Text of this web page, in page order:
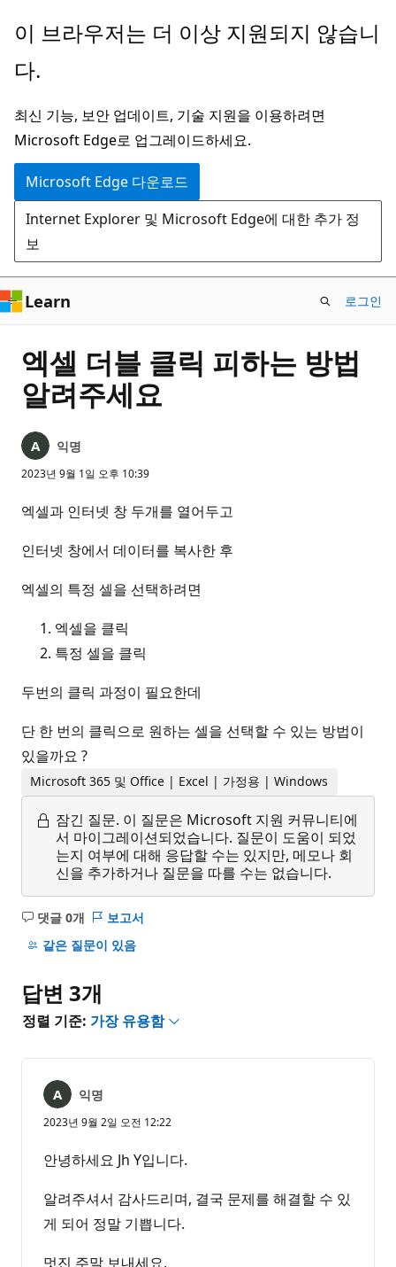
주
콘
츠
로
건
너
뛰
기
이 브라우저는 더 이상 지원되지 않습니
다.
최신 기능, 보안 업데이트, 기술 지원을 이용하려면
Microsoft Edge로 업그레이드하세요.
Microsoft Edge 다운로드
Internet Explorer 및 Microsoft Edge에 대한 추가 정
보
Learn 로그인
엑셀 더블 클릭 피하는 방법
알려주세요
익명
2023년 9월 1일 오후 10:39
엑셀과 인터넷 창 두개를 열어두고
인터넷 창에서 데이터를 복사한 후
엑셀의 특정 셀을 선택하려면
엑셀을 클릭
특정 셀을 클릭
두번의 클릭 과정이 필요한데
단 한 번의 클릭으로 원하는 셀을 선택할 수 있는 방법이
있을까요 ?
Microsoft 365 및 Office | Excel | 가정용 | Windows
잠긴 질문. 이 질문은 Microsoft 지원 커뮤니티에
서 마이그레이션되었습니다. 질문이 도움이 되었
는지 여부에 대해 응답할 수는 있지만, 메모나 회
신을 추가하거나 질문을 따를 수는 없습니다.
댓글 0개
설
명
음
보고서
같은 질문이 있음
답변 3개
정렬 기준: 가장 유용함
익명
2023년 9월 2일 오전 12:22
안녕하세요 Jh Y입니다.
알려주셔서 감사드리며, 결국 문제를 해결할 수 있
게 되어 정말 기쁩니다.
멋진 주말 보내세요.